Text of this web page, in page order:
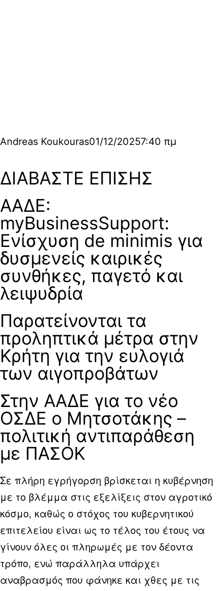
Andreas Koukouras01/12/20257:40 πμ
ΔΙΑΒΑΣΤΕ ΕΠΙΣΗΣ
ΑΑΔΕ:
myBusinessSupport:
Ενίσχυση de minimis για
δυσμενείς καιρικές
συνθήκες, παγετό και
λειψυδρία
Παρατείνονται τα
προληπτικά μέτρα στην
Κρήτη για την ευλογιά
των αιγοπροβάτων
Στην ΑΑΔΕ για το νέο
ΟΣΔΕ ο Μητσοτάκης –
πολιτική αντιπαράθεση
με ΠΑΣΟΚ
Σε πλήρη εγρήγορση βρίσκεται η κυβέρνηση
με το βλέμμα στις εξελίξεις στον αγροτικό
κόσμο, καθώς ο στόχος του κυβερνητικού
επιτελείου είναι ως το τέλος του έτους να
γίνουν όλες οι πληρωμές με τον δέοντα
τρόπο, ενώ παράλληλα υπάρχει
αναβρασμός που φάνηκε και χθες με τις